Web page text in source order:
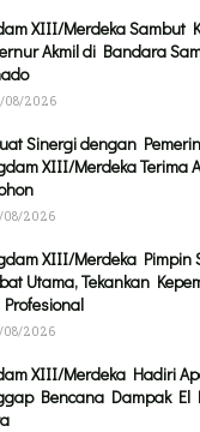
XIII/Merdeka Sambut
Akmil di Bandara
08/2026
Sinergi dengan
XIII/Merdeka Terima
08/2026
XIII/Merdeka Pimpin
Utama, Tekankan
08/2026
XIII/Merdeka Hadiri
Bencana Dampak El